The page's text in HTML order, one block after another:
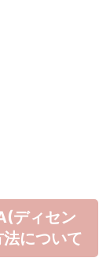
ディセン
について